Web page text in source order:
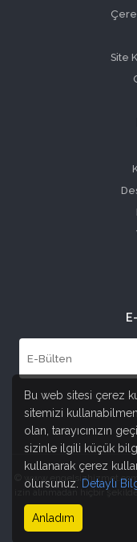
Bu web sitesi çerez
sitemizi
olan, tarayıcınızın
sizinle ilgili küçük
kullanarak çerez
olursunuz.
Detaylı
Anladım
Site
©
izin alınmadan hiçbir